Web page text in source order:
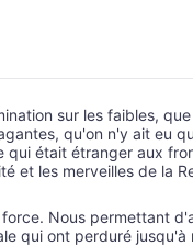
sur les faibles,
qu'on n'y ait eu
était étranger aux
et les merveilles de la
Nous permettant
qui ont perduré jusqu'à